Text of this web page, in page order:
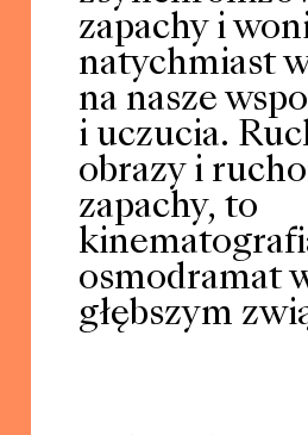
zapachy i
natychmiast
na nasze
i uczucia.
obrazy i
zapachy, to
osmodramat
głębszym